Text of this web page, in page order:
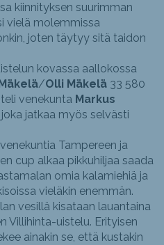
kiinnityksen suurimman
vielä molemmissa
joten täytyy sitä taidon
kovassa aallokossa
/Olli Mäkelä 33 580
venekunta Markus
joka jatkaa myös selvästi
Tampereen ja
cup alkaa pikkuhiljaa saada
omia kalamiehiä ja
vieläkin enemmän.
vesillä kisataan lauantaina
Villihinta-uistelu. Erityisen
ainakin se, että kustakin